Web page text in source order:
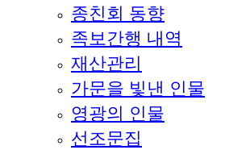
종친회 동향
족보간행 내역
재산관리
가문을 빛낸 인물
영광의 인물
선조문집